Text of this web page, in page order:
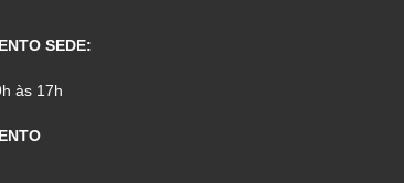
SEDE:
às 17h